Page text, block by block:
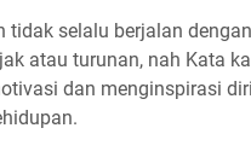
tidak selalu berjalan
atau turunan, nah Kata
dan menginspirasi